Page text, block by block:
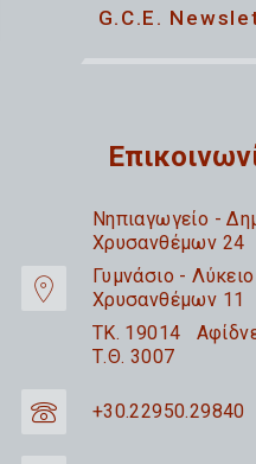
G.C.E.
Nηπιαγωγείο -
Χρυσανθέμων 24
Γυμνάσιο - Λύκειο
Χρυσανθέμων 11
TK. 19014
Τ.Θ. 3007
+30.22950.29840